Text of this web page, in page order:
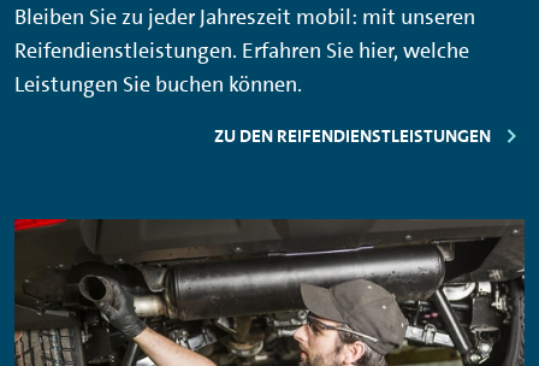
Bleiben Sie zu jeder Jahreszeit mobil: mit unseren
Reifendienstleistungen. Erfahren Sie hier, welche
Leistungen Sie buchen können.
ZU DEN REIFENDIENSTLEISTUNGEN